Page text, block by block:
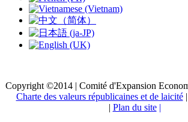
Copyright ©2014 | Comité d'Expansion
Charte des valeurs républicaines et de laicité|
| Plan du site |